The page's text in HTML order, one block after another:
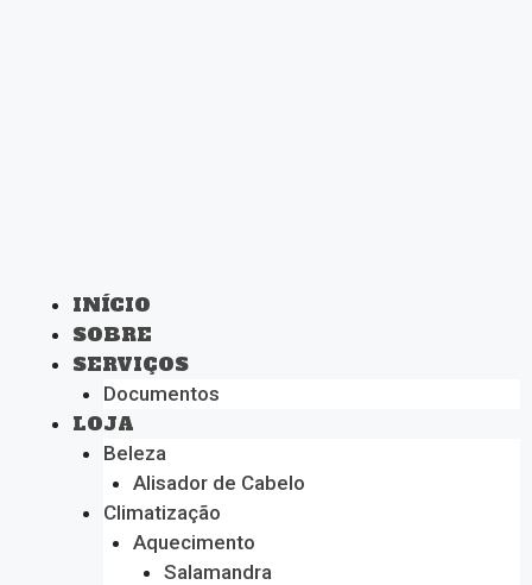
INÍCIO
SOBRE
SERVIÇOS
Documentos
LOJA
Beleza
Alisador de Cabelo
Climatização
Aquecimento
Salamandra